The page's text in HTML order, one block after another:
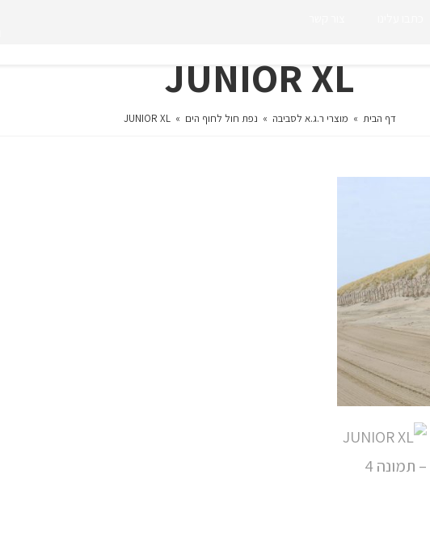
JUNIOR XL
דף הבית » מוצרי ר.ג.א לסביבה » נפת חול לחוף הים »
JUNIOR XL